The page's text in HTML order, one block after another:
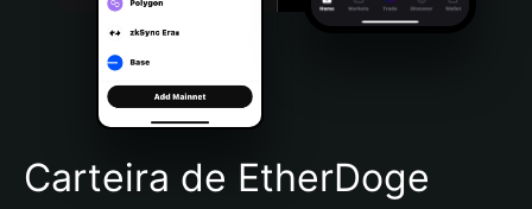
Português (Brasil)
Español (Argentina)
Carteira de EtherDoge